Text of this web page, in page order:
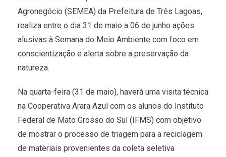
Agronegócio (SEMEA) da Prefeitura de Três Lagoas,
realiza entre o dia 31 de maio a 06 de junho ações
alusivas à Semana do Meio Ambiente com foco em
conscientização e alerta sobre a preservação da
natureza.
Na quarta-feira (31 de maio), haverá uma visita técnica
na Cooperativa Arara Azul com os alunos do Instituto
Federal de Mato Grosso do Sul (IFMS) com objetivo
de mostrar o processo de triagem para a reciclagem
de materiais provenientes da coleta seletiva